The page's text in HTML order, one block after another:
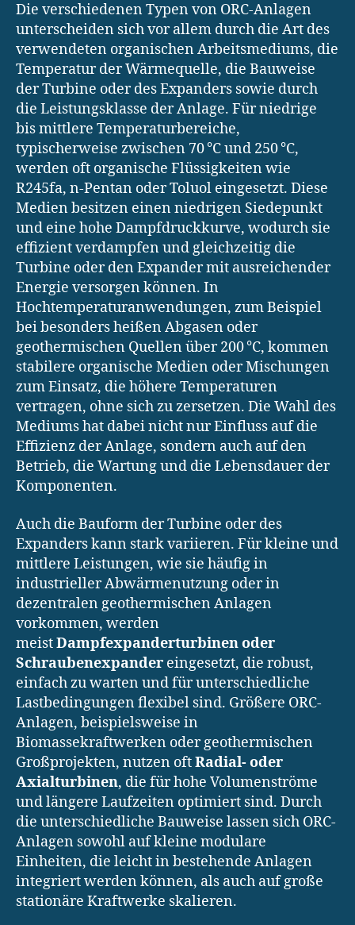
Die verschiedenen Typen von ORC-Anlagen
unterscheiden sich vor allem durch die Art des
verwendeten organischen Arbeitsmediums, die
Temperatur der Wärmequelle, die Bauweise
der Turbine oder des Expanders sowie durch
die Leistungsklasse der Anlage. Für niedrige
bis mittlere Temperaturbereiche,
typischerweise zwischen 70 °C und 250 °C,
werden oft organische Flüssigkeiten wie
R245fa, n-Pentan oder Toluol eingesetzt. Diese
Medien besitzen einen niedrigen Siedepunkt
und eine hohe Dampfdruckkurve, wodurch sie
effizient verdampfen und gleichzeitig die
Turbine oder den Expander mit ausreichender
Energie versorgen können. In
Hochtemperaturanwendungen, zum Beispiel
bei besonders heißen Abgasen oder
geothermischen Quellen über 200 °C, kommen
stabilere organische Medien oder Mischungen
zum Einsatz, die höhere Temperaturen
vertragen, ohne sich zu zersetzen. Die Wahl des
Mediums hat dabei nicht nur Einfluss auf die
Effizienz der Anlage, sondern auch auf den
Betrieb, die Wartung und die Lebensdauer der
Komponenten.
Auch die Bauform der Turbine oder des
Expanders kann stark variieren. Für kleine und
mittlere Leistungen, wie sie häufig in
industrieller Abwärmenutzung oder in
dezentralen geothermischen Anlagen
vorkommen, werden
meistDampfexpanderturbinen oder
Schraubenexpander eingesetzt, die robust,
einfach zu warten und für unterschiedliche
Lastbedingungen flexibel sind. Größere ORC-
Anlagen, beispielsweise in
Biomassekraftwerken oder geothermischen
Großprojekten, nutzen oftRadial- oder
Axialturbinen, die für hohe Volumenströme
und längere Laufzeiten optimiert sind. Durch
die unterschiedliche Bauweise lassen sich ORC-
Anlagen sowohl auf kleine modulare
Einheiten, die leicht in bestehende Anlagen
integriert werden können, als auch auf große
stationäre Kraftwerke skalieren.